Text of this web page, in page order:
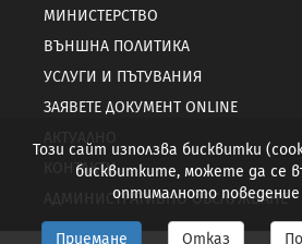
МИНИСТЕРСТВО
ВЪНШНА ПОЛИТИКА
УСЛУГИ И ПЪТУВАНИЯ
ЗАЯВЕТЕ ДОКУМЕНТ ONLINE
КОНТАКТИ
АДМИНИСТРАТИВНО ОБСЛУЖВАНЕ
Този сайт използва бисквитки
бисквитките, можете да се
оптималното
Приемане Отказ